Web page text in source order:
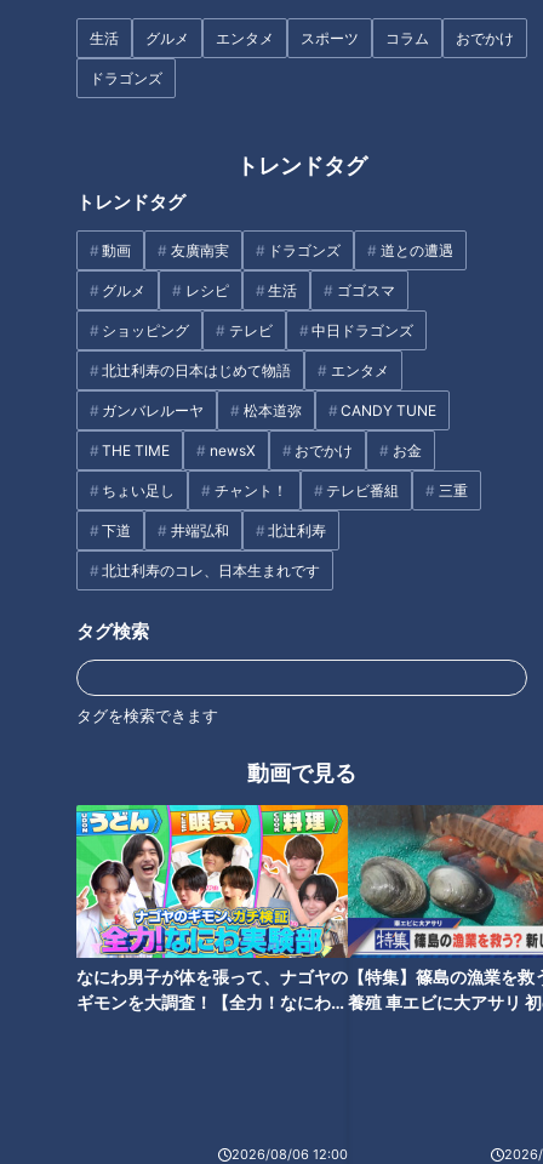
生活 グルメ エンタメ スポーツ コラム おでかけ
ドラゴンズ
トレンドタグ
トレンドタグ
動画 友廣南実 ドラゴンズ 道との遭遇
グルメ レシピ 生活 ゴゴスマ
ショッピング テレビ 中日ドラゴンズ
北辻利寿の日本はじめて物語 エンタメ
ガンバレルーヤ 松本道弥 CANDY TUNE
THE TIME newsX おでかけ お金
ちょい足し チャント！ テレビ番組 三重
下道 井端弘和 北辻利寿
北辻利寿のコレ、日本生まれです
タグ検索
タグを検索できます
動画で見る
なにわ男子が体を張って、ナゴヤの
ギモンを大調査！【全力！なにわ実
2026/08/06 12:00
【特集】篠島の漁業を救
養殖 車エビに大アサリ
国土地理院と古書店通いが日
課！？廃道マニアのプライベー
信号の色が逆の標識！？遊園地
冬季閉鎖された国道の驚きの使
い道とは？超難読な“幻の地
名”クイズも 道マニアが出題す
る“道クイズ”第2弾にミキが挑
アーチの一本線は何のため？ 岐
阜県にある“特徴を持つ廃隧
道”を巡る旅
タグ
エンタメ ミキ 道との遭遇 隧道
オススメ関連コンテンツ
国道なのに超危険！？走行困難
号」 激レア標識「40高中」＆
路上河川「洗い越し」も
中国道沿いの正体不明のトンネ
ルはなぜ造られた？地図にも載
らない道の謎を解明！
やむなく工事中断… 20年の歳
クレーンでミリ単位の調整！巨